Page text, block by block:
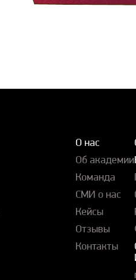
О нас
Об академии
Команда
СМИ о нас
Кейсы
Отзывы
Контакты